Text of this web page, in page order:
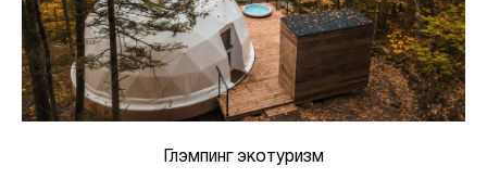
Глэмпинг экотуризм